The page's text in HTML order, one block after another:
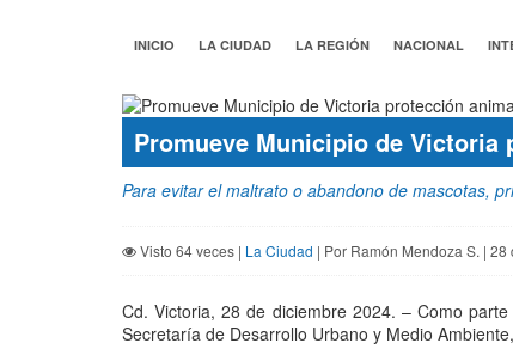
INICIO LA CIUDAD LA REGIÓN NACIONAL
Promueve Municipio de Victoria
Para evitar el maltrato o abandono de mascotas,
Visto 64 veces | La Ciudad | Por Ramón Mendoza S. |
Cd. Victoria, 28 de diciembre 2024. – Como
Secretaría de Desarrollo Urbano y Medio